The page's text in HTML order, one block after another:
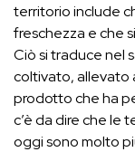
territorio include
freschezza e che
Ciò si traduce nel
coltivato, allevato
prodotto che ha
c’è da dire che le
oggi sono molto